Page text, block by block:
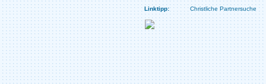
Linktipp: Christliche Partnersuche